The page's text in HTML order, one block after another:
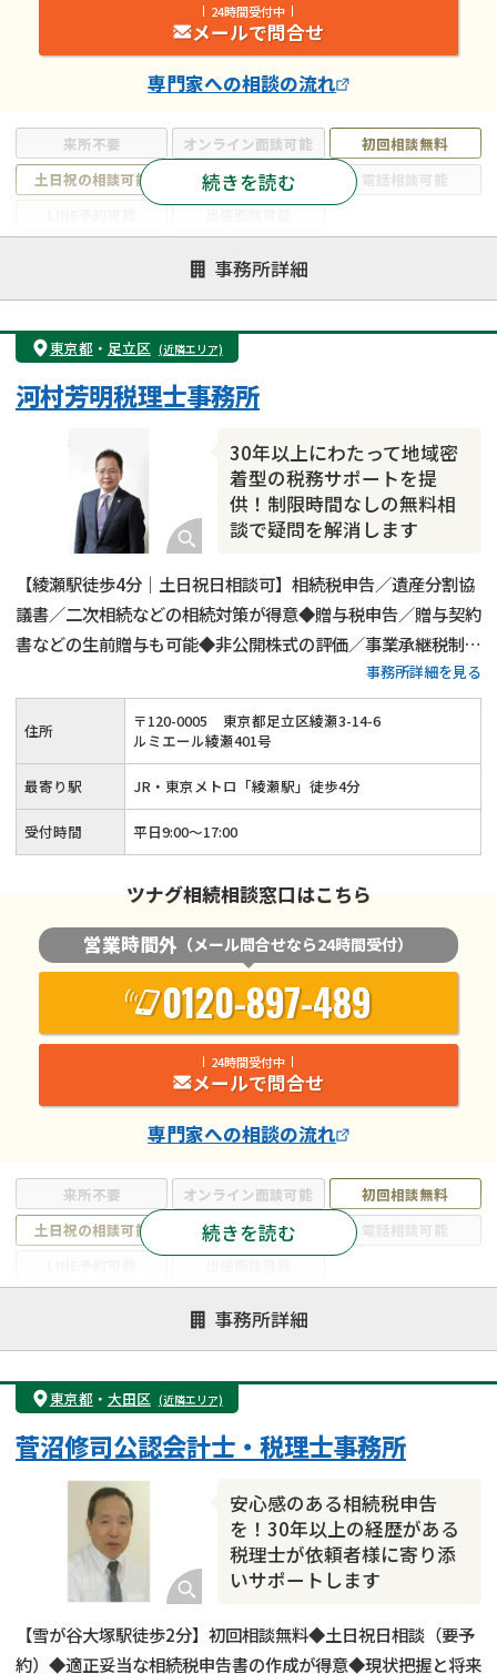
来所不要 オンライン面談可能
初回相談無料
土日祝の相談可能
19時以降電話可能
電話相談可能
遺言書作成・遺言執行
相続放棄
相続登記
遺産分割
遺留分侵害額請求
相続税申告
相続手続き
銀行手続き
成年後見・任意後見
贈与税
相続財産調査
相続トラブル
続きを読む
24時間受付中
メールで問合せ
専門家への相談の流れ
事務所詳細
東京都 ・ 足立区 (近隣エリア)
30年以上にわたって地域密
着型の税務サポートを提
供！制限時間なしの無料相
談で疑問を解消します
河村芳明税理士事務所
【綾瀬駅徒歩4分｜土日祝日相談可】相続税申告／遺産分割協
議書／二次相続などの相続対策が得意◆贈与税申告／贈与契約
書などの生前贈与も可能◆非公開株式の評価／事業承継税制の
対応も実施◆20年以上の経験がある代表税理士が相続税申
告・生前対策・事業承継など相続全般についてサポートいたし
ます。
事務所詳細を見る
来所不要 オンライン面談可能
初回相談無料
土日祝の相談可能
19時以降電話可能
電話相談可能
遺言書作成・遺言執行
相続放棄
相続登記
遺産分割
遺留分侵害額請求
相続税申告
相続手続き
銀行手続き
成年後見・任意後見
贈与税
生前対策
相続人調査
相続財産調査
相続トラブル
続きを読む
住所 〒120-0005
東京都足立区綾瀬3-14-6
ルミエール綾瀬401号
最寄り駅 JR・東京メトロ「綾瀬駅」徒歩4分
受付時間 平日9:00〜17:00
ツナグ相続相談窓口はこちら
営業時間外 （メール問合せなら24時間受付）
0120-897-489
24時間受付中
メールで問合せ
専門家への相談の流れ
事務所詳細
東京都 ・ 大田区 (近隣エリア)
安心感のある相続税申告
を！30年以上の経歴がある
税理士が依頼者様に寄り添
いサポートします
菅沼修司公認会計士・税理士事務所
【雪が谷大塚駅徒歩2分】初回相談無料◆土日祝日相談（要予
約）◆適正妥当な相続税申告書の作成が得意◆現状把握と将来